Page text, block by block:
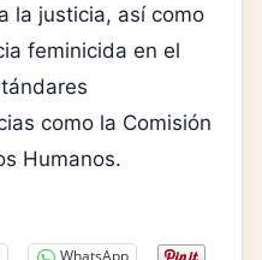
la justicia, así como
feminicida en el
como la Comisión
Humanos.